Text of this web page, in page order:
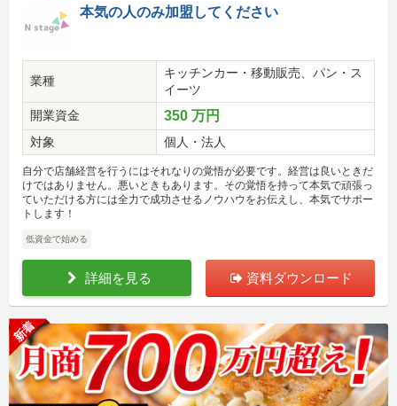
本気の人のみ加盟してください
業種
キッチンカー・移動販売、パン・ス
イーツ
開業資金
350 万円
対象 個人・法人
自分で店舗経営を行うにはそれなりの覚悟が必要です。経営は良いときだ
けではありません。悪いときもあります。その覚悟を持って本気で頑張っ
ていただける方には全力で成功させるノウハウをお伝えし、本気でサポー
トします！
低資金で始める
詳細を見る 資料ダウンロード
新着